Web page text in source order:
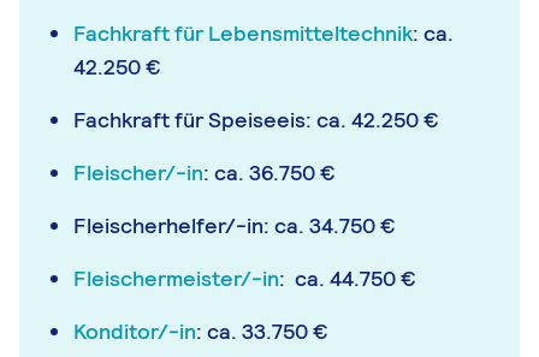
Fachkraft für Lebensmitteltechnik: ca.
42.250 €
Fachkraft für Speiseeis: ca. 42.250 €
Fleischer/-in: ca. 36.750 €
Fleischerhelfer/-in: ca. 34.750 €
Fleischermeister/-in: ca. 44.750 €
Konditor/-in: ca. 33.750 €